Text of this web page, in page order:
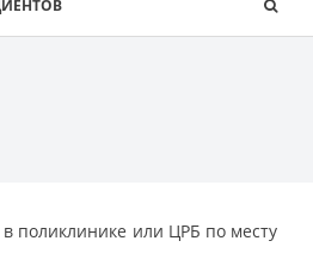
поликлинике или ЦРБ по месту